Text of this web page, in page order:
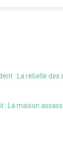
: La rebelle des
: La maison